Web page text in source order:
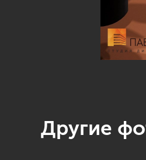
Другие